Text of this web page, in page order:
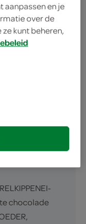
chocolade
aanpassen en je
over de
kunt beheren,